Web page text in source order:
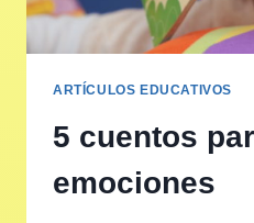
ARTÍCULOS EDUCATIVOS
5 cuentos
emociones